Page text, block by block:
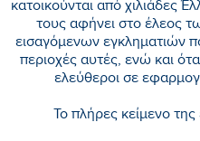
κατοικούνται από χιλιάδες
τους αφήνει στο έλεος
εισαγόμενων εγκληματιών
περιοχές αυτές, ενώ και
ελεύθεροι σε
Το πλήρες κείμενο